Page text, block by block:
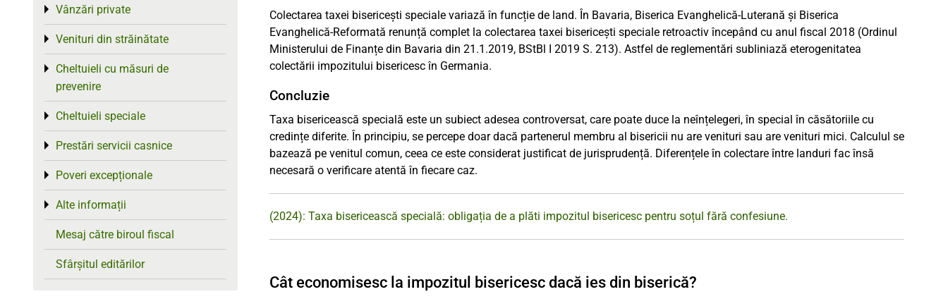
Colectarea taxei bisericești speciale variază în funcție de land. În Bavaria, Biserica Evanghelică-Luterană și Biserica
Evanghelică-Reformată renunță complet la colectarea taxei bisericești speciale retroactiv începând cu anul fiscal 2018 (Ordinul
Ministerului de Finanțe din Bavaria din 21.1.2019, BStBl I 2019 S. 213). Astfel de reglementări subliniază eterogenitatea
colectării impozitului bisericesc în Germania.
Concluzie
Taxa bisericească specială este un subiect adesea controversat, care poate duce la neînțelegeri, în special în căsătoriile cu
credințe diferite. În principiu, se percepe doar dacă partenerul membru al bisericii nu are venituri sau are venituri mici. Calculul se
bazează pe venitul comun, ceea ce este considerat justificat de jurisprudență. Diferențele în colectare între landuri fac însă
necesară o verificare atentă în fiecare caz.
(2024): Taxa bisericească specială: obligația de a plăti impozitul bisericesc pentru soțul fără confesiune.
Cât economisesc la impozitul bisericesc dacă ies din biserică?
Vânzări private
Toggle menu
Venituri din străinătate
Toggle menu
Cheltuieli cu măsuri de
prevenire
Toggle menu
Cheltuieli speciale
Toggle menu
Prestări servicii casnice
Toggle menu
Poveri excepționale
Toggle menu
Alte informații
Toggle menu
Mesaj către biroul fiscal
Sfârșitul editărilor